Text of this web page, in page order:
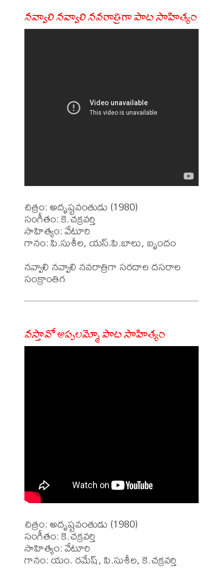
నవ్వాలి నవ్వాలి నవరాత్రిగా పాట సాహిత్యం
చిత్రం: అదృష్టవంతుడు (1980)
సంగీతం: కె.చక్రవర్తి
సాహిత్యం: వేటూరి
గానం: పి.సుశీల, యస్.పి.బాలు, బృందం
నవ్వాలి నవ్వాలి నవరాత్రిగా సరదాల దసరాల
వస్తావో అప్పలమ్మో పాట సాహిత్యం
చిత్రం: అదృష్టవంతుడు (1980)
సంగీతం: కె.చక్రవర్తి
సాహిత్యం: వేటూరి
గానం: యం. రమేష్, పి.సుశీల, కె.చక్రవర్తి